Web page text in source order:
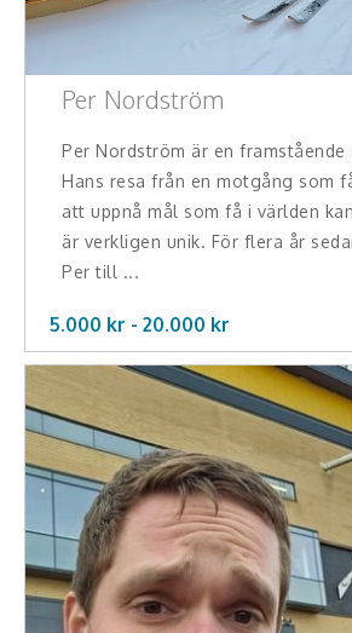
Per Nordström
Per Nordström är en framstående
Hans resa från en motgång som
att uppnå mål som få i världen
är verkligen unik. För flera år
Per till ...
5.000 kr - 20.000 kr